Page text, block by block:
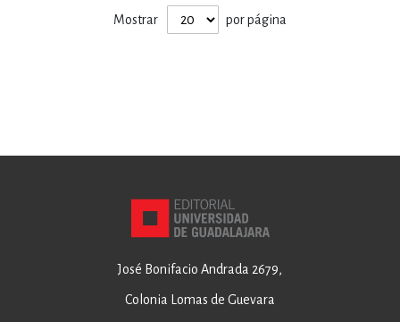
Mostrar por página
José Bonifacio Andrada 2679,
Colonia Lomas de Guevara